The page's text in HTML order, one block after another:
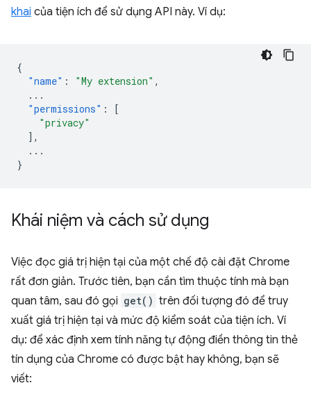
khai của tiện ích để sử dụng API này. Ví dụ:
{
"name" : "My extension" ,
...
"permissions" :
[
"privacy"
],
...
}
Khái niệm và cách sử dụng
Việc đọc giá trị hiện tại của một chế độ cài đặt Chrome
rất đơn giản. Trước tiên, bạn cần tìm thuộc tính mà bạn
quan tâm, sau đó gọi get() trên đối tượng đó để truy
xuất giá trị hiện tại và mức độ kiểm soát của tiện ích. Ví
dụ: để xác định xem tính năng tự động điền thông tin thẻ
tín dụng của Chrome có được bật hay không, bạn sẽ
viết: